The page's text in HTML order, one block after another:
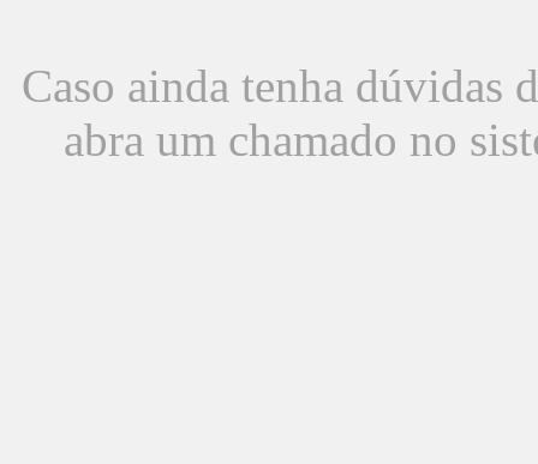
Caso ainda tenha dúvidas
abra um chamado no